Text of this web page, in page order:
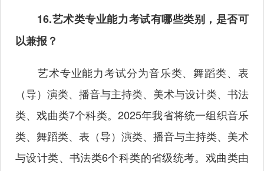
16.艺术类专业能力考试有哪些类别，是否可
以兼报？
艺术专业能力考试分为音乐类、舞蹈类、表
（导）演类、播音与主持类、美术与设计类、书法
类、戏曲类7个科类。2025年我省将统一组织音乐
类、舞蹈类、表（导）演类、播音与主持类、美术
与设计类、书法类6个科类的省级统考。戏曲类由